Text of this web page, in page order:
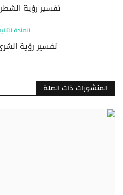
تفسير رؤية
المادة
تفسير رؤية
المنشورات ذات الصلة